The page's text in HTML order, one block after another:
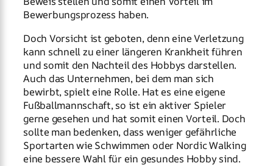
Bewerbungsprozess haben.
Doch Vorsicht ist geboten, denn eine Verletzung
kann schnell zu einer längeren Krankheit führen
und somit den Nachteil des Hobbys darstellen.
Auch das Unternehmen, bei dem man sich
bewirbt, spielt eine Rolle. Hat es eine eigene
Fußballmannschaft, so ist ein aktiver Spieler
gerne gesehen und hat somit einen Vorteil. Doch
sollte man bedenken, dass weniger gefährliche
Sportarten wie Schwimmen oder Nordic Walking
eine bessere Wahl für ein gesundes Hobby sind.